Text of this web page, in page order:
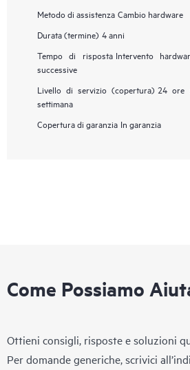
Metodo di assistenza Cambio hardware
Durata (termine) 4 anni
Tempo di risposta Intervento
successive
Livello di servizio (copertura) 24 ore
settimana
Copertura di garanzia In garanzia
Come Possiamo
Ottieni consigli, risposte e soluzioni
Per domande generiche, scrivici